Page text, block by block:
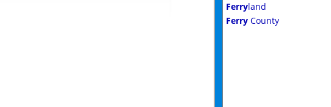
Ferryland
Ferry County